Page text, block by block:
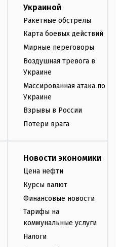
Украиной
Ракетные обстрелы
Карта боевых действий
Мирные переговоры
Воздушная тревога в
Украине
Массированная атака по
Украине
Взрывы в России
Потери врага
Новости экономики
Цена нефти
Курсы валют
Финансовые новости
Тарифы на
коммунальные услуги
Налоги